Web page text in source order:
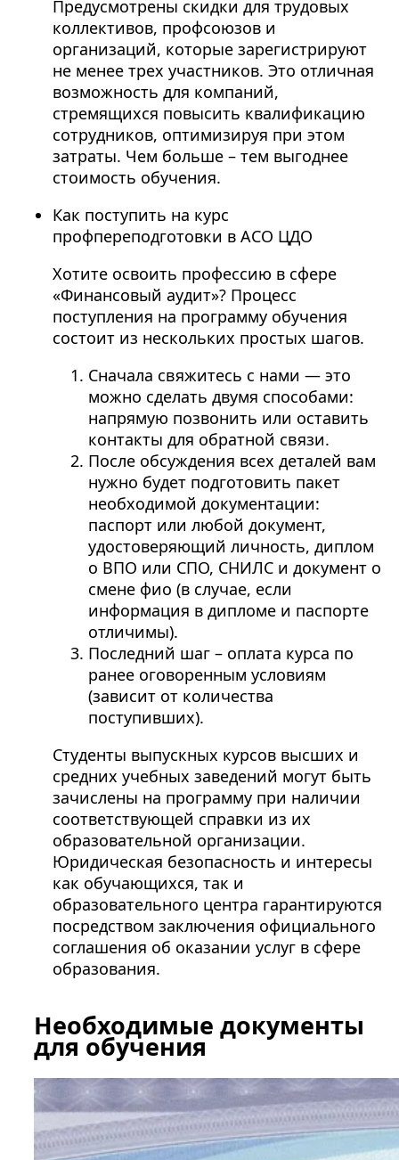
Предусмотрены скидки для трудовых
коллективов, профсоюзов и
организаций, которые зарегистрируют
не менее трех участников. Это отличная
возможность для компаний,
стремящихся повысить квалификацию
сотрудников, оптимизируя при этом
затраты. Чем больше – тем выгоднее
стоимость обучения.
Как поступить на курс
профпереподготовки в АСО ЦДО
Хотите освоить профессию в сфере
«Финансовый аудит»? Процесс
поступления на программу обучения
состоит из нескольких простых шагов.
Сначала свяжитесь с нами — это
можно сделать двумя способами:
напрямую позвонить или оставить
контакты для обратной связи.
После обсуждения всех деталей вам
нужно будет подготовить пакет
необходимой документации:
паспорт или любой документ,
удостоверяющий личность, диплом
о ВПО или СПО, СНИЛС и документ о
смене фио (в случае, если
информация в дипломе и паспорте
отличимы).
Последний шаг – оплата курса по
ранее оговоренным условиям
(зависит от количества
поступивших).
Студенты выпускных курсов высших и
средних учебных заведений могут быть
зачислены на программу при наличии
соответствующей справки из их
образовательной организации.
Юридическая безопасность и интересы
как обучающихся, так и
образовательного центра гарантируются
посредством заключения официального
соглашения об оказании услуг в сфере
образования.
Необходимые документы
для обучения